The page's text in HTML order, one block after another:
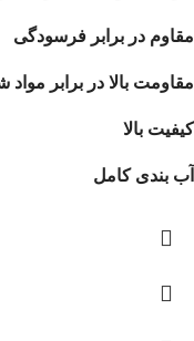
مقاوم در برابر فرسودگی
مقاومت بالا در برابر مواد
کیفیت بالا
آب بندی کامل